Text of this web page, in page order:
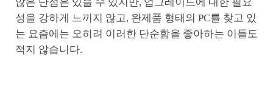
성을 강하게 느끼지 않고, 완제품 형태의 PC를 찾고 있
는 요즘에는 오히려 이러한 단순함을 좋아하는 이들도
적지 않습니다.